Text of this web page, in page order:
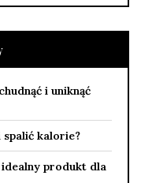
i uniknąć
kalorie?
produkt dla